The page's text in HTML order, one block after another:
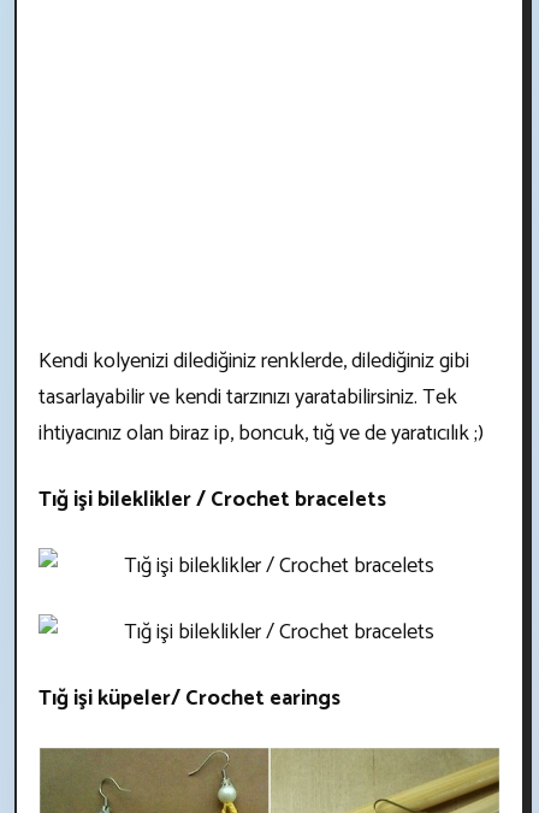
Kendi kolyenizi dilediğiniz renklerde, dilediğiniz gibi
tasarlayabilir ve kendi tarzınızı yaratabilirsiniz. Tek
ihtiyacınız olan biraz ip, boncuk, tığ ve de yaratıcılık ;)
Tığ işi bileklikler / Crochet bracelets
Tığ işi küpeler/ Crochet earings